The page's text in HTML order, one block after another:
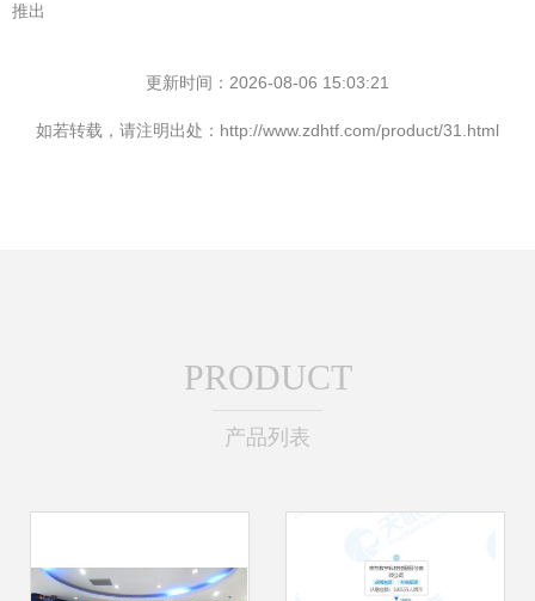
推出
更新时间：2026-08-06 15:03:21
如若转载，请注明出处：http://www.zdhtf.com/product/31.html
PRODUCT
产品列表